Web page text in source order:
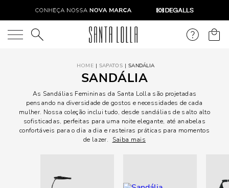
O que você está procurando?
SAPATOS SANDÁLIA
SANDÁLIA
As Sandálias Femininas da Santa Lolla são projetadas
pensando na diversidade de gostos e necessidades de cada
mulher. Nossa coleção inclui tudo, desde sandálias de salto alto
sofisticadas, perfeitas para uma noite elegante, até anabelas
confortáveis para o dia a dia e rasteiras práticas para momentos
de lazer.
Saiba mais